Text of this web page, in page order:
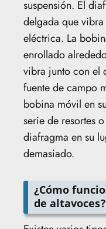
suspensión. El
delgada que
eléctrica. La
enrollado
vibra junto con el
fuente de campo
bobina móvil en
serie de resortes
diafragma en su
demasiado.
¿Cómo
de altavoces?